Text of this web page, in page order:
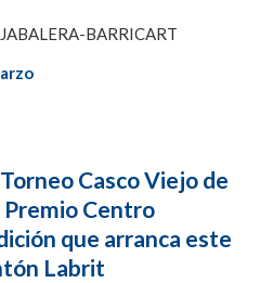
BARRICART
Casco Viejo de
Premio Centro
que arranca este
Labrit